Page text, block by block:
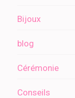
Bijoux
blog
Cérémonie
Conseils